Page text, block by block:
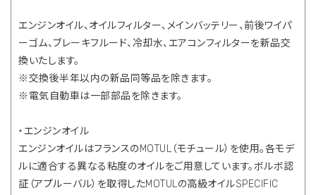
エンジンオイル、オイルフィルター、メインバッテリー、前後ワイパ
ーゴム、ブレーキフルード、冷却水、エアコンフィルターを新品交
換いたします。
※交換後半年以内の新品同等品を除きます。
※電気自動車は一部部品を除きます。
・エンジンオイル
エンジンオイルはフランスのMOTUL（モチュール）を使用。各モデ
ルに適合する異なる粘度のオイルをご用意しています。ボルボ認
証（アプルーバル）を取得したMOTULの高級オイルSPECIFIC